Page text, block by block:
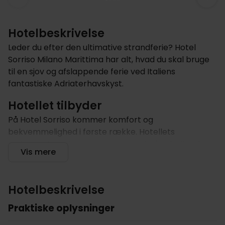
Hotelbeskrivelse
Leder du efter den ultimative strandferie? Hotel
Sorriso Milano Marittima har alt, hvad du skal bruge
til en sjov og afslappende ferie ved Italiens
fantastiske Adriaterhavskyst.
Hotellet tilbyder
På Hotel Sorriso kommer komfort og
bekvemmelighed i første række. Hotellets
og middelhavsretter. Og når det er tid til at slappe
spasession, nyd saunaen eller prøv en foryngende
behandling. Rejser du med familien? Hotellet har
sørget for børnemenuer, legeområder og sjove
Vis mere
Hotelbeskrivelse
Praktiske oplysninger